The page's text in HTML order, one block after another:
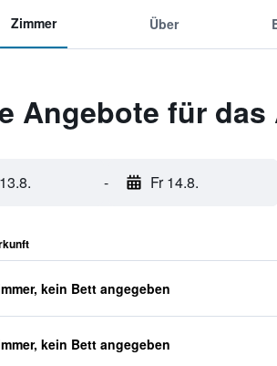
Zimmer Über
Angebote für
- Fr 14.8.
kein Bett angegeben
kein Bett angegeben